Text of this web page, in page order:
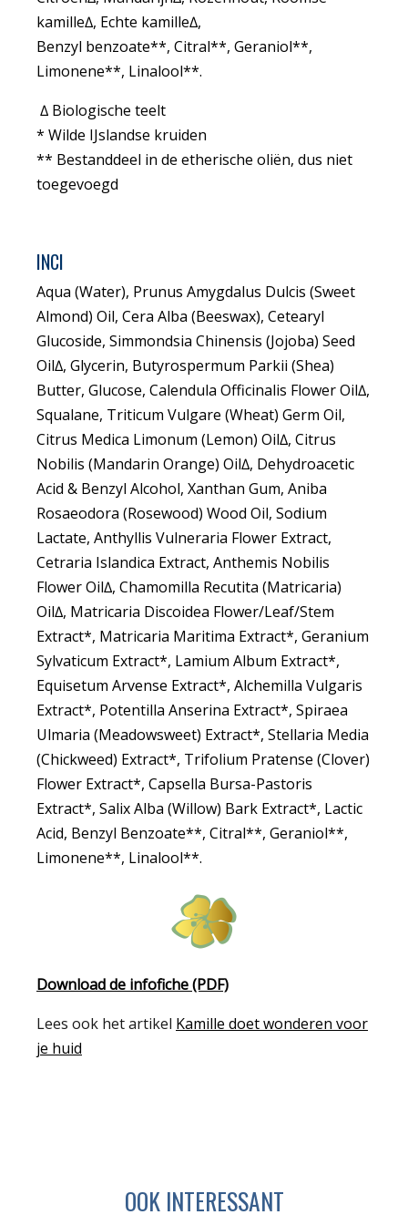
kamille∆, Echte kamille∆,
Benzyl benzoate**, Citral**, Geraniol**,
Limonene**, Linalool**.
∆ Biologische teelt
* Wilde IJslandse kruiden
** Bestanddeel in de etherische oliën, dus niet
toegevoegd
INCI
Aqua (Water), Prunus Amygdalus Dulcis (Sweet
Almond) Oil, Cera Alba (Beeswax), Cetearyl
Glucoside, Simmondsia Chinensis (Jojoba) Seed
Oil∆, Glycerin, Butyrospermum Parkii (Shea)
Butter, Glucose, Calendula Officinalis Flower Oil∆,
Squalane, Triticum Vulgare (Wheat) Germ Oil,
Citrus Medica Limonum (Lemon) Oil∆, Citrus
Nobilis (Mandarin Orange) Oil∆, Dehydroacetic
Acid & Benzyl Alcohol, Xanthan Gum, Aniba
Rosaeodora (Rosewood) Wood Oil, Sodium
Lactate, Anthyllis Vulneraria Flower Extract,
Cetraria Islandica Extract, Anthemis Nobilis
Flower Oil∆, Chamomilla Recutita (Matricaria)
Oil∆, Matricaria Discoidea Flower/Leaf/Stem
Extract*, Matricaria Maritima Extract*, Geranium
Sylvaticum Extract*, Lamium Album Extract*,
Equisetum Arvense Extract*, Alchemilla Vulgaris
Extract*, Potentilla Anserina Extract*, Spiraea
Ulmaria (Meadowsweet) Extract*, Stellaria Media
(Chickweed) Extract*, Trifolium Pratense (Clover)
Flower Extract*, Capsella Bursa-Pastoris
Extract*, Salix Alba (Willow) Bark Extract*, Lactic
Acid, Benzyl Benzoate**, Citral**, Geraniol**,
Limonene**, Linalool**.
Download de infofiche (PDF)
Lees ook het artikel Kamille doet wonderen voor
je huid
OOK INTERESSANT